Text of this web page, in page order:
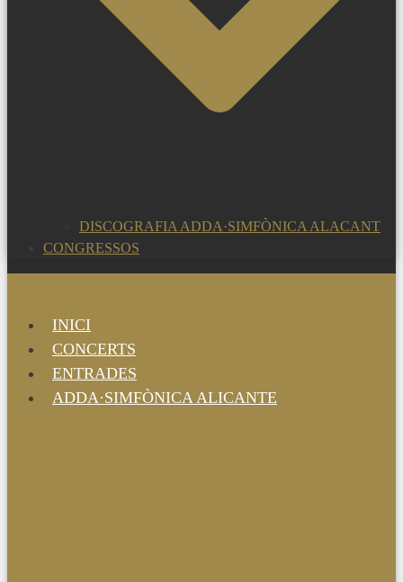
DISCOGRAFIA ADDA·SIMFÒNICA ALACANT
CONGRESSOS
INICI
CONCERTS
ENTRADES
ADDA·SIMFÒNICA ALICANTE